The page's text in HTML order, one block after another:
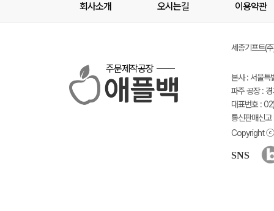
회사소개 오시는길 이용약관
주문제작공장
세종기프트(
본사 : 서울
파주 공장 :
대표번호 :
통신판매신
Copyright ⓒ
SNS